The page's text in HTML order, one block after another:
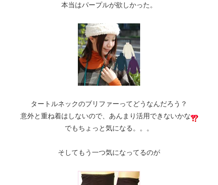
本当はパープルが欲しかった。
タートルネックのブリファーってどうなんだろう？
意外と重ね着はしないので、あんまり活用できないかな
でもちょっと気になる。。。
そしてもう一つ気になってるのが